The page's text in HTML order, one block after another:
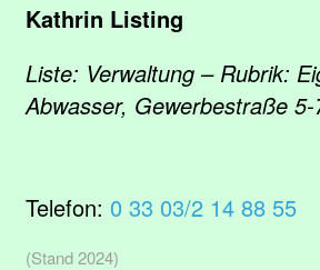
Kathrin Listing
Liste: Verwaltung – Rubrik:
Abwasser, Gewerbestraße 5-
Telefon: 0 33 03/2 14 88 55
(Stand 2024)